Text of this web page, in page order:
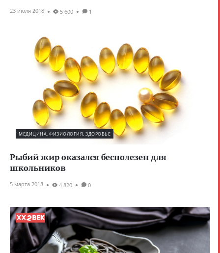
23 июля 2018 5 600 1
МЕДИЦИНА, ФИЗИОЛОГИЯ, ЗДОРОВЬЕ
Рыбий жир оказался бесполезен для
школьников
5 марта 2018 4 820 0